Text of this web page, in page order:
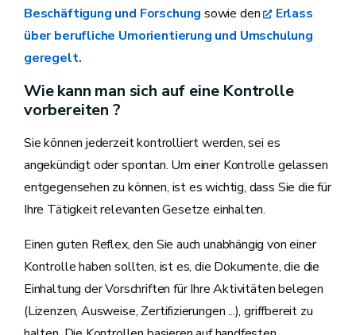
Beschäftigung und Forschung sowie den
Erlass
über berufliche Umorientierung und Umschulung
geregelt.
Wie kann man sich auf eine Kontrolle
vorbereiten ?
Sie können jederzeit kontrolliert werden, sei es
angekündigt oder spontan. Um einer Kontrolle gelassen
entgegensehen zu können, ist es wichtig, dass Sie die für
Ihre Tätigkeit relevanten Gesetze einhalten.
Einen guten Reflex, den Sie auch unabhängig von einer
Kontrolle haben sollten, ist es, die Dokumente, die die
Einhaltung der Vorschriften für Ihre Aktivitäten belegen
(Lizenzen, Ausweise, Zertifizierungen ...), griffbereit zu